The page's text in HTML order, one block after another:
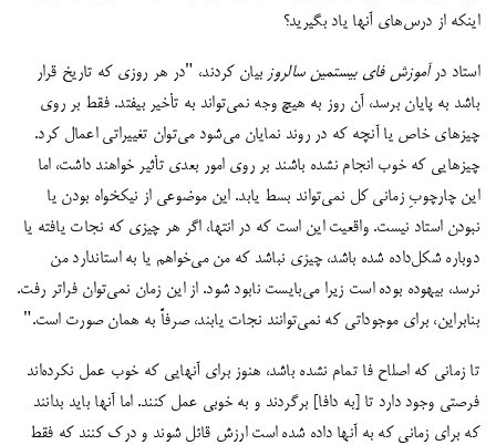
اینکه از درس‌های آنها یاد بگیرید؟
استاد درآموزش فای بیستمین سالروز بیان کردند، "در هر روزی که تاریخ قرار
باشد به پایان برسد، آن روز به هیچ وجه نمی‌تواند به تأخیر بیفتد. فقط بر روی
چیزهای خاص یا آنچه که در روند نمایان می‌شود می‌توان تغییراتی اعمال کرد.
چیزهایی که خوب انجام نشده باشند بر روی امور بعدی تأثیر خواهند داشت، اما
این چارچوب‌ِ زمانی کل نمی‌تواند بسط یابد. این موضوعی از نیکخواه بودن یا
نبودن استاد نیست. واقعیت این است که در انتها، اگر هر چیزی که نجات یافته یا
دوباره شکل‌داده شده باشد، چیزی نباشد که من می‌خواهم یا به استاندارد من
نرسد، بیهوده بوده است زیرا می‌بایست نابود شود. از این زمان نمی‌توان فراتر رفت.
بنابراین، برای موجوداتی که نمی‌‌‌‏توانند نجات یابند، صرفاً‌ به همان صورت است."
تا زمانی که اصلاح فا تمام نشده باشد، هنوز برای آنهایی که خوب عمل نکرده‌اند
فرصتی وجود دارد تا [به دافا] برگردند و به خوبی عمل کنند. اما آنها باید بدانند
که برای زمانی که به آنها داده شده است ارزش قائل شوند و درک کنند که فقط